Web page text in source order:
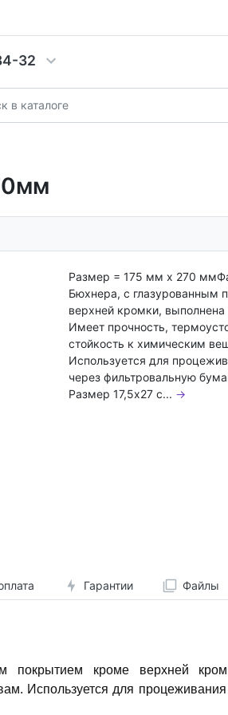
32
Размер = 175 мм х 270
Бюхнера, с глазурованным
верхней кромки,
Имеет прочность,
стойкость к химическим
Используется для
через фильтровальную
Размер 17,5х27 с... →
Гарантии Файлы
покрытием кроме верхней
Используется для